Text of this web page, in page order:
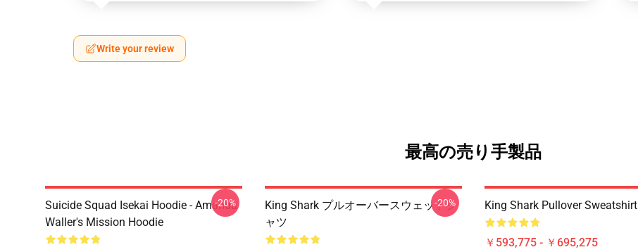
Write your review
最高の売り手製品
Suicide Squad Isekai Hoodie - Amanda
Waller's Mission Hoodie
-20%
King Shark プルオーバースウェットシ
ャツ
-20% King Shark Pullover Sweatshirt
￥593,775 - ￥695,275